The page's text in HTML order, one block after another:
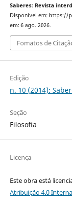
Saberes: Revista
Disponível em: https://
em: 6 ago. 2026.
Fomatos de
Edição
n. 10 (2014):
Seção
Filosofia
Licença
Este obra está
Atribuição 4.0